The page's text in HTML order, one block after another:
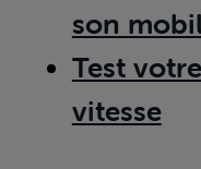
son
Test votre
vitesse